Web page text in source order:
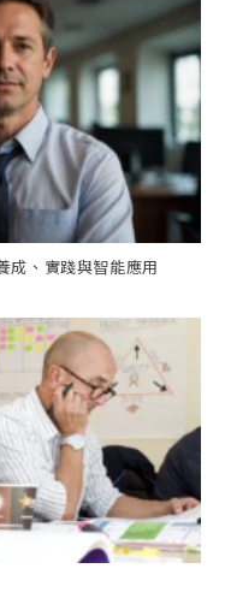
成、實踐與智能應用